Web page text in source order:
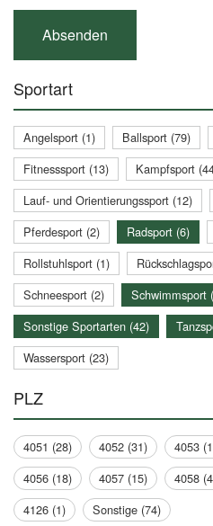
Sportart
Angelsport (1) Ballsport (79)
Fitnesssport (13)
Kampfsport
Lauf- und Orientierungssport (12)
Pferdesport (2)
Radsport (6)
Rollstuhlsport (1)
Schneesport (2)
Schwimmsport
Sonstige Sportarten (42)
Wassersport (23)
PLZ
4051 (28) 4052 (31) 4053
4056 (18)
4057 (15) 4058
4126 (1)
Sonstige (74)